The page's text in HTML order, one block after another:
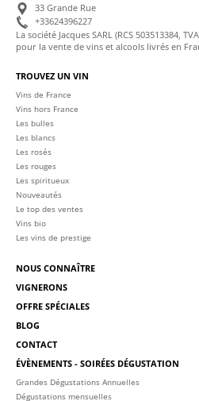
33 Grande Rue
+33624396227
pour la vente de vins et alcools livrés en
TROUVEZ UN VIN
Vins de France
Vins hors France
Les bulles
Les blancs
Les rosés
Les rouges
Les spiritueux
Nouveautés
Le top des ventes
Vins bio
Les vins de prestige
NOUS CONNAÎTRE
VIGNERONS
OFFRE SPÉCIALES
BLOG
CONTACT
ÉVÈNEMENTS - SOIRÉES DÉGUSTATION
Grandes Dégustations Annuelles
Dégustations mensuelles